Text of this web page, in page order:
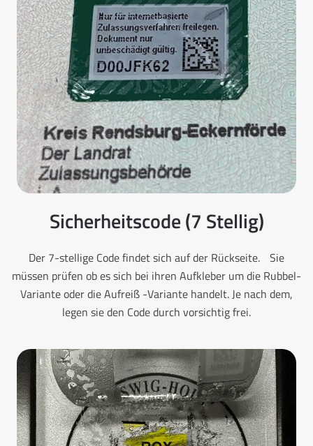
Sicherheitscode (7 Stellig)
Der 7-stellige Code findet sich auf der Rückseite. Sie
müssen prüfen ob es sich bei ihren Aufkleber um die Rubbel-
Variante oder die Aufreiß -Variante handelt. Je nach dem,
legen sie den Code durch vorsichtig frei.